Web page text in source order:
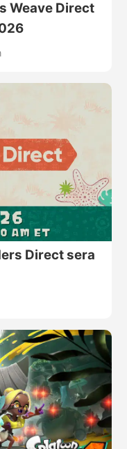
Weave Direct
Direct sera